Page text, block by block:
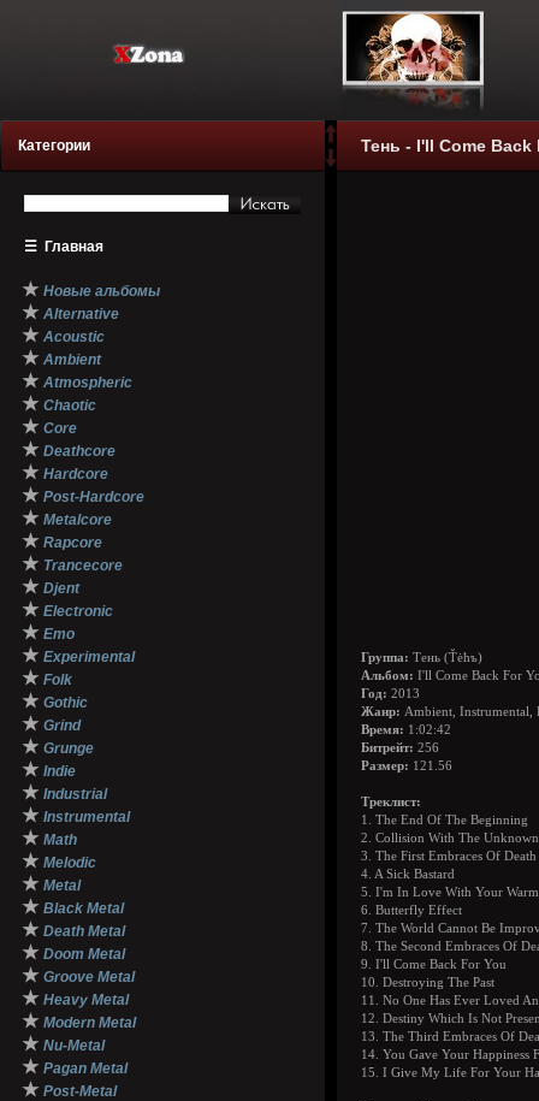
Категории
☰ Главная
★ Новые альбомы
★ Alternative
★ Acoustic
★ Ambient
★ Atmospheric
★ Chaotic
★ Core
★ Deathcore
★ Hardcore
★ Post-Hardcore
★ Metalcore
★ Rapcore
★ Trancecore
★ Djent
★ Electronic
★ Emo
★ Experimental
★ Folk
★ Gothic
★ Grind
★ Grunge
★ Indie
★ Industrial
★ Instrumental
★ Math
★ Melodic
★ Metal
★ Black Metal
★ Death Metal
★ Doom Metal
★ Groove Metal
★ Heavy Metal
★ Modern Metal
★ Nu-Metal
★ Pagan Metal
★ Post-Metal
Тень - I'll Come Back
Группа: Тень (Ťėħъ)
Альбом: I'll Come Back For
Год: 2013
Жанр: Ambient,
Время: 1:02:42
Битрейт: 256
Размер: 121.56
Треклист:
1. The End Of The Beginning
2. Collision With The Unknown
3. The First Embraces Of
4. A Sick Bastard
5. I'm In Love With Your
6. Butterfly Effect
7. The World Cannot Be
8. The Second Embraces Of
9. I'll Come Back For You
10. Destroying The Past
11. No One Has Ever Loved
12. Destiny Which Is Not
13. The Third Embraces Of
14. You Gave Your Happiness
15. I Give My Life For Your